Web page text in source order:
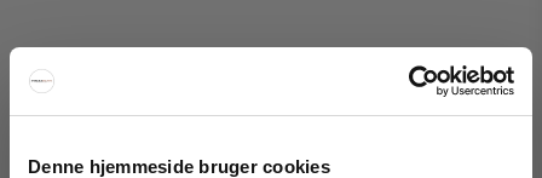
Denne hjemmeside bruger cookies